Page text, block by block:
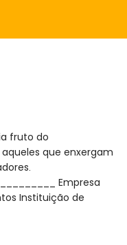
fruto do
que enxergam
Empresa
Instituição de